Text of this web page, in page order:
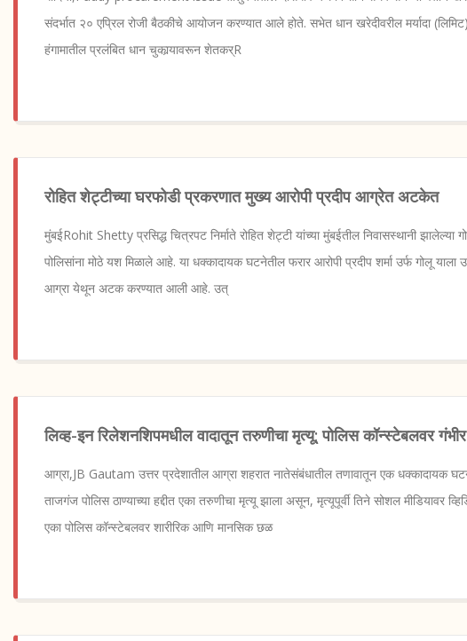
संदर्भात २० एप्रिल रोजी बैठकीचे आयोजन करण्यात आले होते. सभेत धान खरेदीवरील मर्यादा
हंगामातील प्रलंबित धान चुकार्‍यावरून शेतकर्R
रोहित शेट्टीच्या घरफोडी प्रकरणात मुख्य आरोपी प्रदीप आग्रेत अटकेत
मुंबईRohit Shetty प्रसिद्ध चित्रपट निर्माते रोहित शेट्टी यांच्या मुंबईतील निवासस्थानी झालेल्या
पोलिसांना मोठे यश मिळाले आहे. या धक्कादायक घटनेतील फरार आरोपी प्रदीप शर्मा उर्फ गोलू याला
आग्रा येथून अटक करण्यात आली आहे. उत्
लिव्ह-इन रिलेशनशिपमधील वादातून तरुणीचा मृत्यू; पोलिस कॉन्स्टेबलवर
आग्रा,JB Gautam उत्तर प्रदेशातील आग्रा शहरात नातेसंबंधातील तणावातून एक धक्कादायक
ताजगंज पोलिस ठाण्याच्या हद्दीत एका तरुणीचा मृत्यू झाला असून, मृत्यूपूर्वी तिने सोशल मीडियावर
एका पोलिस कॉन्स्टेबलवर शारीरिक आणि मानसिक छळ